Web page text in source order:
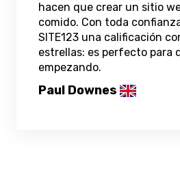
hacen que crear un sitio
comido. Con toda
SITE123 una calificación
estrellas: es perfecto para
empezando.
Paul Downes